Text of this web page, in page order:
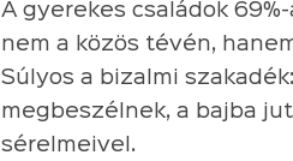
A gyerekes családok
nem a közös tévén,
Súlyos a bizalmi
megbeszélnek, a bajba
sérelmeivel.